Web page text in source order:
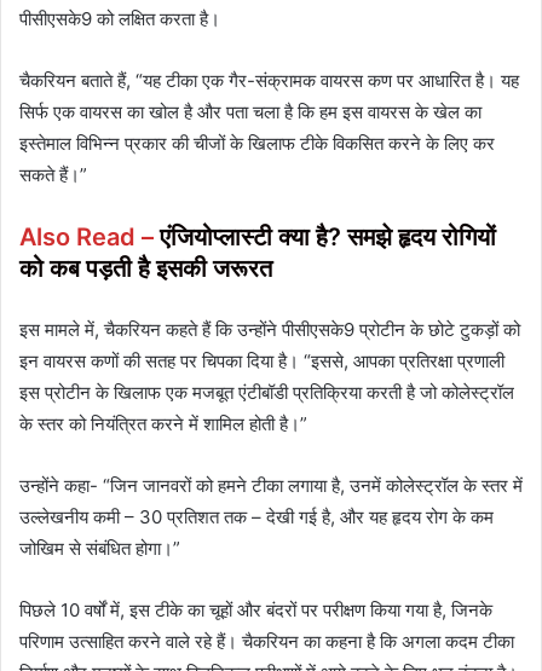
पीसीएसके9 को लक्षित करता है।
चैकरियन बताते हैं, “यह टीका एक गैर-संक्रामक वायरस कण पर आधारित है। यह
सिर्फ एक वायरस का खोल है और पता चला है कि हम इस वायरस के खेल का
इस्तेमाल विभिन्न प्रकार की चीजों के खिलाफ टीके विकसित करने के लिए कर
सकते हैं।”
Also Read –एंजियोप्लास्टी क्या है? समझे हृदय रोगियों
को कब पड़ती है इसकी जरूरत
इस मामले में, चैकरियन कहते हैं कि उन्होंने पीसीएसके9 प्रोटीन के छोटे टुकड़ों को
इन वायरस कणों की सतह पर चिपका दिया है। “इससे, आपका प्रतिरक्षा प्रणाली
इस प्रोटीन के खिलाफ एक मजबूत एंटीबॉडी प्रतिक्रिया करती है जो कोलेस्ट्रॉल
के स्तर को नियंत्रित करने में शामिल होती है।”
उन्होंने कहा- “जिन जानवरों को हमने टीका लगाया है, उनमें कोलेस्ट्रॉल के स्तर में
उल्लेखनीय कमी – 30 प्रतिशत तक – देखी गई है, और यह हृदय रोग के कम
जोखिम से संबंधित होगा।”
पिछले 10 वर्षों में, इस टीके का चूहों और बंदरों पर परीक्षण किया गया है, जिनके
परिणाम उत्साहित करने वाले रहे हैं। चैकरियन का कहना है कि अगला कदम टीका